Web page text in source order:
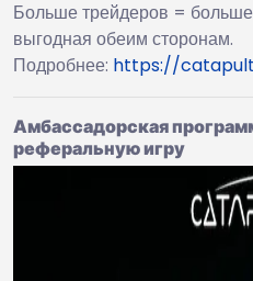
Больше трейдеров =
выгодная обеим сторонам.
Подробнее: https://
Амбассадорская
реферальную игру